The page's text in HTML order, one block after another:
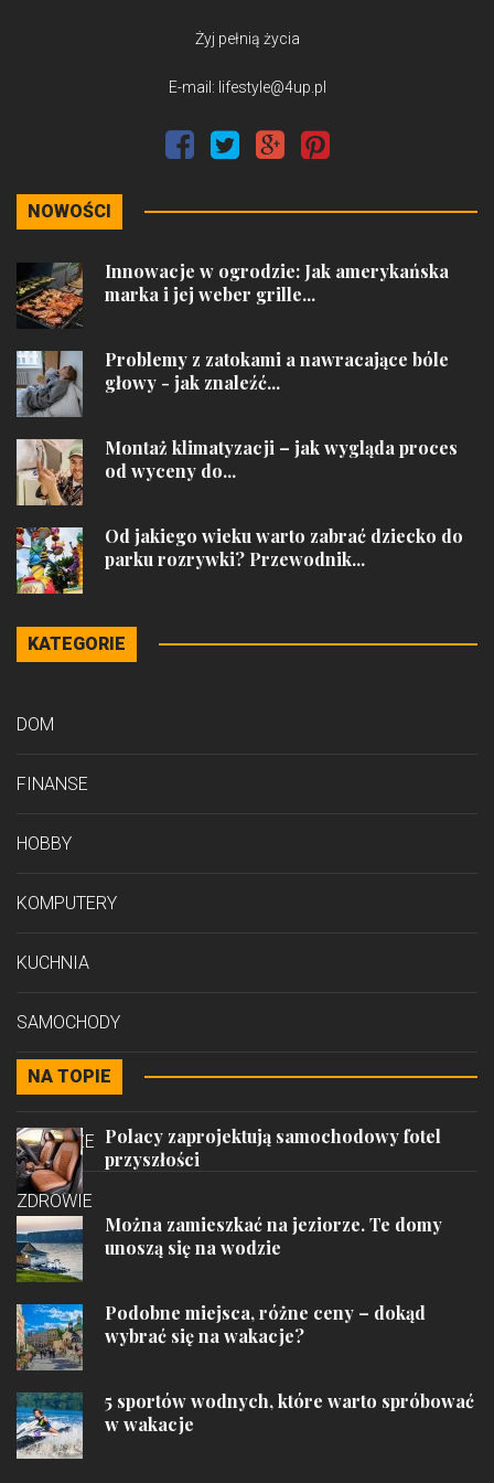
Żyj pełnią życia
E-mail: lifestyle@4up.pl
NOWOŚCI
Innowacje w ogrodzie: Jak amerykańska
marka i jej weber grille...
Problemy z zatokami a nawracające bóle
głowy - jak znaleźć...
Montaż klimatyzacji – jak wygląda proces
od wyceny do...
Od jakiego wieku warto zabrać dziecko do
parku rozrywki? Przewodnik...
KATEGORIE
DOM
FINANSE
HOBBY
KOMPUTERY
KUCHNIA
SAMOCHODY
STYL
PODRÓŻE
ZDROWIE
NA TOPIE
Polacy zaprojektują samochodowy fotel
przyszłości
Można zamieszkać na jeziorze. Te domy
unoszą się na wodzie
Podobne miejsca, różne ceny – dokąd
wybrać się na wakacje?
5 sportów wodnych, które warto spróbować
w wakacje